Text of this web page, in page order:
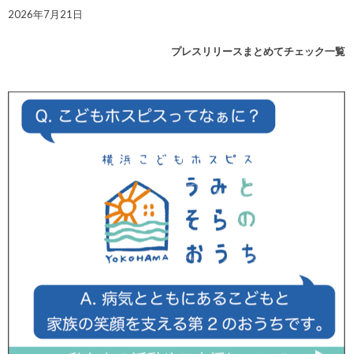
2026年7月21日
プレスリリースまとめてチェック一覧